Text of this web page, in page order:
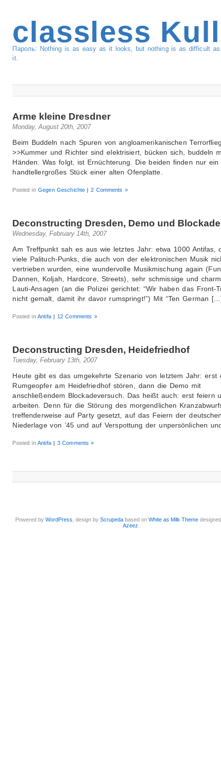
classless
Пароль: Nothing is as easy as it looks, but nothing is as difficult
it.
Arme kleine Dresdner
Monday, August 20th, 2007
Beim Buddeln nach Spuren von angloamerikanischen
>>Kummer und Richter sind elektrisiert, bücken sich, buddeln
Händen. Was folgt, ist Ernüchterung. Die beiden finden nur ein
handtellergroßes Stück einer alten Ofenplatte.
Posted inGegen Geschichte | 2 Comments »
Deconstructing Dresden, Demo und Blockade
Wednesday, February 14th, 2007
Am Treffpunkt sah es aus wie letztes Jahr: etwa 1000 Antifas,
viele Palituch-Punks, die auch von der elektronischen Musik
vertrieben wurden, eine wundervolle Musikmischung again
Dannen, Koljah, Hardcore, Streets), sehr schmissige und
Lauti-Ansagen (an die Polizei gerichtet: “Wir haben das Front-
nicht gemalt, damit ihr davor rumspringt!”) Mit “Ten German
Posted inAntifa | 12 Comments »
Deconstructing Dresden, Heidefriedhof
Tuesday, February 13th, 2007
Heute gibt es das umgekehrte Szenario von letztem Jahr: erst
Rumgeopfer am Heidefriedhof stören, dann die Demo mit
anschließendem Blockadeversuch. Das heißt auch: erst feiern
arbeiten. Denn für die Störung des morgendlichen
treffenderweise auf Party gesetzt, auf das Feiern der
Niederlage von ’45 und auf Verspottung der unpersönlichen
Posted inAntifa | 3 Comments »
Powered byWordPress , design byScrupeda based onWhite as Milk Theme
Azeez